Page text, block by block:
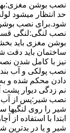
نصب بوشن
حد انتظار میشود
شود.برای نصب بوشن
نصب لنگی:لنگی
بوشن مغزی باید
ساختمان باید دقت
نیز با کامل شدن نصب
نصب پولکی و آب
دادن محکم شده و به
نم زدگی دیوار پشت
نصب شیر:پس از آب
شیر را روی لنگیها
ابتدا با
شیر و یا در